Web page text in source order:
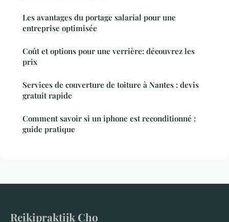
Les avantages du portage salarial pour une
entreprise optimisée
Coût et options pour une verrière: découvrez les
prix
Services de couverture de toiture à Nantes : devis
gratuit rapide
Comment savoir si un iphone est reconditionné :
guide pratique
Reikipraktijk Cho